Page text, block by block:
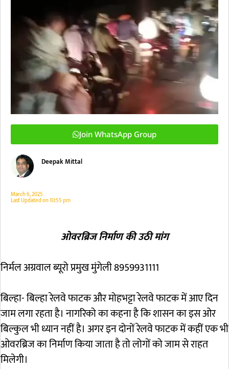
Join WhatsApp Group
Deepak Mittal
March 6, 2025
Last Updated on10:55 pm
ओवरब्रिज निर्माण की उठी मांग
निर्मल अग्रवाल ब्यूरो प्रमुख मुंगेली 8959931111
बिल्हा- बिल्हा रेलवे फाटक और मोहभट्टा रेलवे फाटक में आए दिन
जाम लगा रहता है। नागरिको का कहना है कि शासन का इस ओर
बिल्कुल भी ध्यान नहीं है। अगर इन दोनों रेलवे फाटक में कहीं एक भी
ओवरब्रिज का निर्माण किया जाता है तो लोगों को जाम से राहत
मिलेगी।